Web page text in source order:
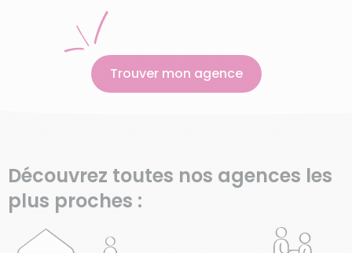
Trouver mon agence
Découvrez toutes nos agences les
plus proches :